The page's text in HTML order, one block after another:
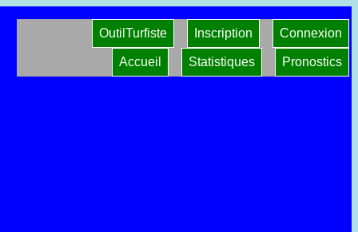
Connexion
Inscription
OutilTurfiste
Pronostics
Statistiques
Accueil